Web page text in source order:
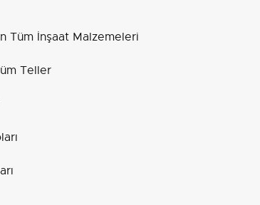
Tüm İnşaat Malzemeleri
Teller